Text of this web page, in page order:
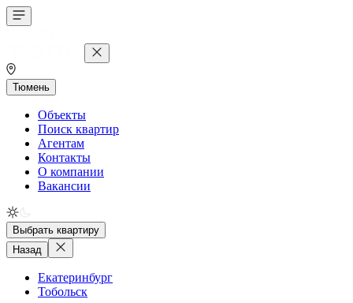
Тюмень
Объекты
Поиск квартир
Агентам
Контакты
О компании
Вакансии
Выбрать квартиру
Назад
Екатеринбург
Тобольск